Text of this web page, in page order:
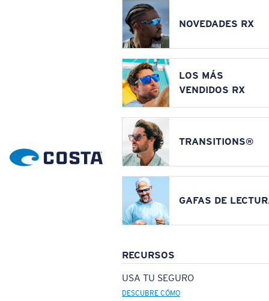
NOVEDADES RX
LOS MÁS
VENDIDOS RX
TRANSITIONS®
GAFAS DE
RECURSOS
USA TU SEGURO
DESCUBRE CÓMO